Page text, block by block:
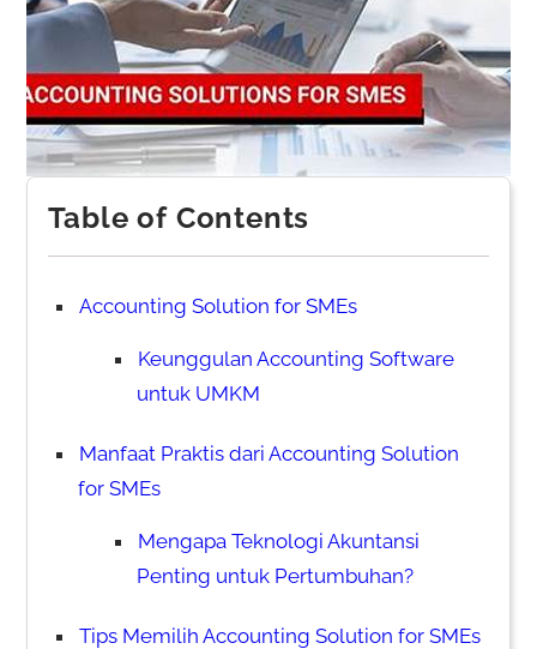
Table of Contents
Accounting Solution for SMEs
Keunggulan Accounting Software
untuk UMKM
Manfaat Praktis dari Accounting Solution
for SMEs
Mengapa Teknologi Akuntansi
Penting untuk Pertumbuhan?
Tips Memilih Accounting Solution for SMEs